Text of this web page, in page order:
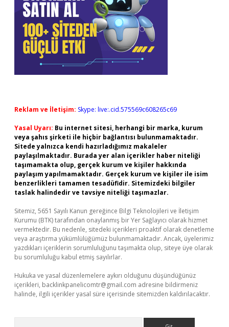
Reklam ve İletişim: Skype: live:.cid.575569c608265c69
Yasal Uyarı: Bu internet sitesi, herhangi bir marka, kurum
veya şahıs şirketi ile hiçbir bağlantısı bulunmamaktadır.
Sitede yalnızca kendi hazırladığımız makaleler
paylaşılmaktadır. Burada yer alan içerikler haber niteliği
taşımamakta olup, gerçek kurum ve kişiler hakkında
paylaşım yapılmamaktadır. Gerçek kurum ve kişiler ile isim
benzerlikleri tamamen tesadüfidir. Sitemizdeki bilgiler
taslak halindedir ve tavsiye niteliği taşımazlar.
Sitemiz, 5651 Sayılı Kanun gereğince Bilgi Teknolojileri ve İletişim
Kurumu (BTK) tarafından onaylanmış bir Yer Sağlayıcı olarak hizmet
vermektedir. Bu nedenle, sitedeki içerikleri proaktif olarak denetleme
veya araştırma yükümlülüğümüz bulunmamaktadır. Ancak, üyelerimiz
yazdıkları içeriklerin sorumluluğunu taşımakta olup, siteye üye olarak
bu sorumluluğu kabul etmiş sayılırlar.
Hukuka ve yasal düzenlemelere aykırı olduğunu düşündüğünüz
içerikleri, backlinkpanelicomtr@gmail.com adresine bildirmeniz
halinde, ilgili içerikler yasal süre içerisinde sitemizden kaldırılacaktır.